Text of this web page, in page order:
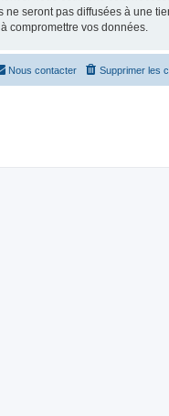
seront pas diffusées à une
compromettre vos données.
Supprimer les
Nous contacter